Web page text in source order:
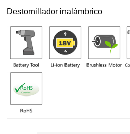
Destornillador inalámbrico